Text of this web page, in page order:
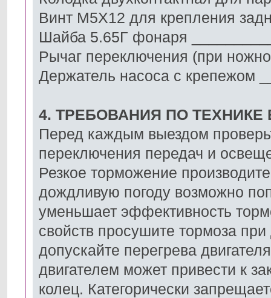
Винт М5Х12 для крепления
Шайба 5.65Г фонаря
Рычаг переключения (при
Держатель насоса с крепежом
4. ТРЕБОВАНИЯ ПО
Перед каждым выездом
переключения передач и
Резкое торможение
дождливую погоду возможно
уменьшает эффективность
свойств просушите тормоза
допускайте перегрева
двигателем может привести к
колец. Категорически